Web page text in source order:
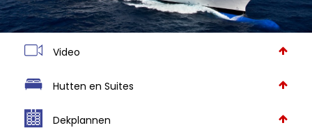
Video
Hutten en Suites
Dekplannen